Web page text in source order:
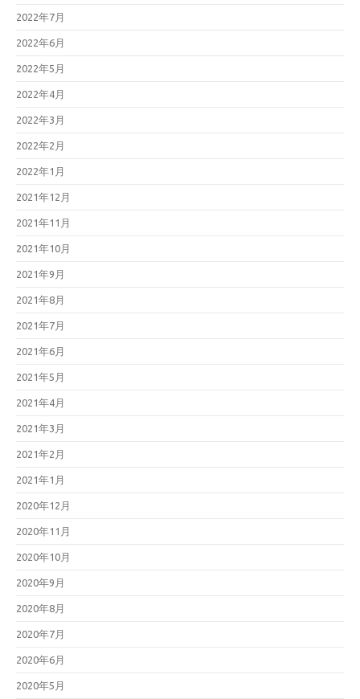
2022年7月
2022年6月
2022年5月
2022年4月
2022年3月
2022年2月
2022年1月
2021年12月
2021年11月
2021年10月
2021年9月
2021年8月
2021年7月
2021年6月
2021年5月
2021年4月
2021年3月
2021年2月
2021年1月
2020年12月
2020年11月
2020年10月
2020年9月
2020年8月
2020年7月
2020年6月
2020年5月